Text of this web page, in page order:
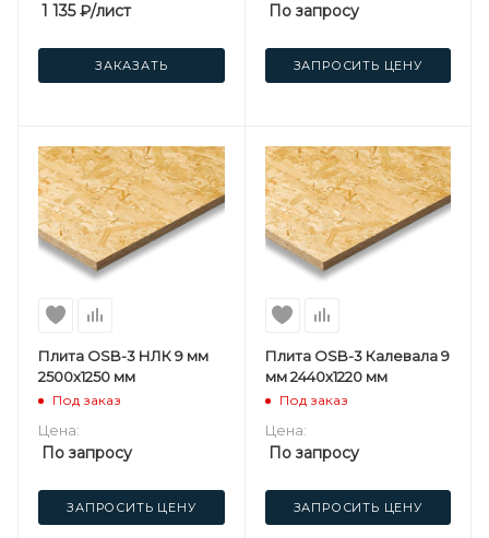
1 135₽/лист
ЗАКАЗАТЬ
По запросу
ЗАПРОСИТЬ ЦЕНУ
Плита OSB-3 НЛК 9 мм
2500х1250 мм
Под заказ
Цена:
По запросу
ЗАПРОСИТЬ ЦЕНУ
Плита OSB-3 Калевала 9
мм 2440х1220 мм
Под заказ
Цена:
По запросу
ЗАПРОСИТЬ ЦЕНУ